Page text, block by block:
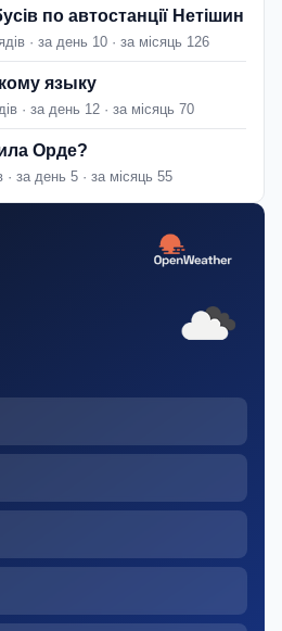
по автостанції Нетішин
· за день 10 · за місяць 126
языку
· за день 12 · за місяць 70
Орде?
· за день 5 · за місяць 55